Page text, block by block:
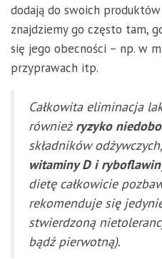
dodają do swoich
znajdziemy go często tam,
się jego obecności – np. w
przyprawach itp.
Całkowita eliminacja
równieżryzyko
składników
witaminy D i
dietę całkowicie
rekomenduje się
stwierdzoną
bądź pierwotną).